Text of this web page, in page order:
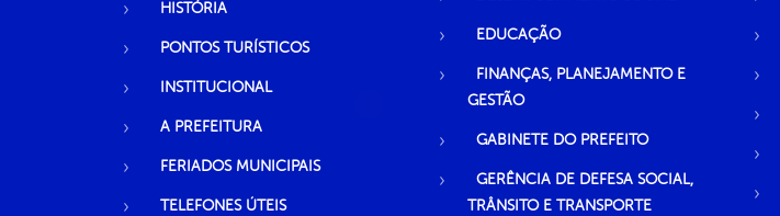
HISTÓRIA
PONTOS TURÍSTICOS
INSTITUCIONAL
A PREFEITURA
FERIADOS MUNICIPAIS
TELEFONES ÚTEIS
EDUCAÇÃO
FINANÇAS, PLANEJAMENTO E
GESTÃO
GABINETE DO PREFEITO
GERÊNCIA DE DEFESA SOCIAL,
TRÂNSITO E TRANSPORTE